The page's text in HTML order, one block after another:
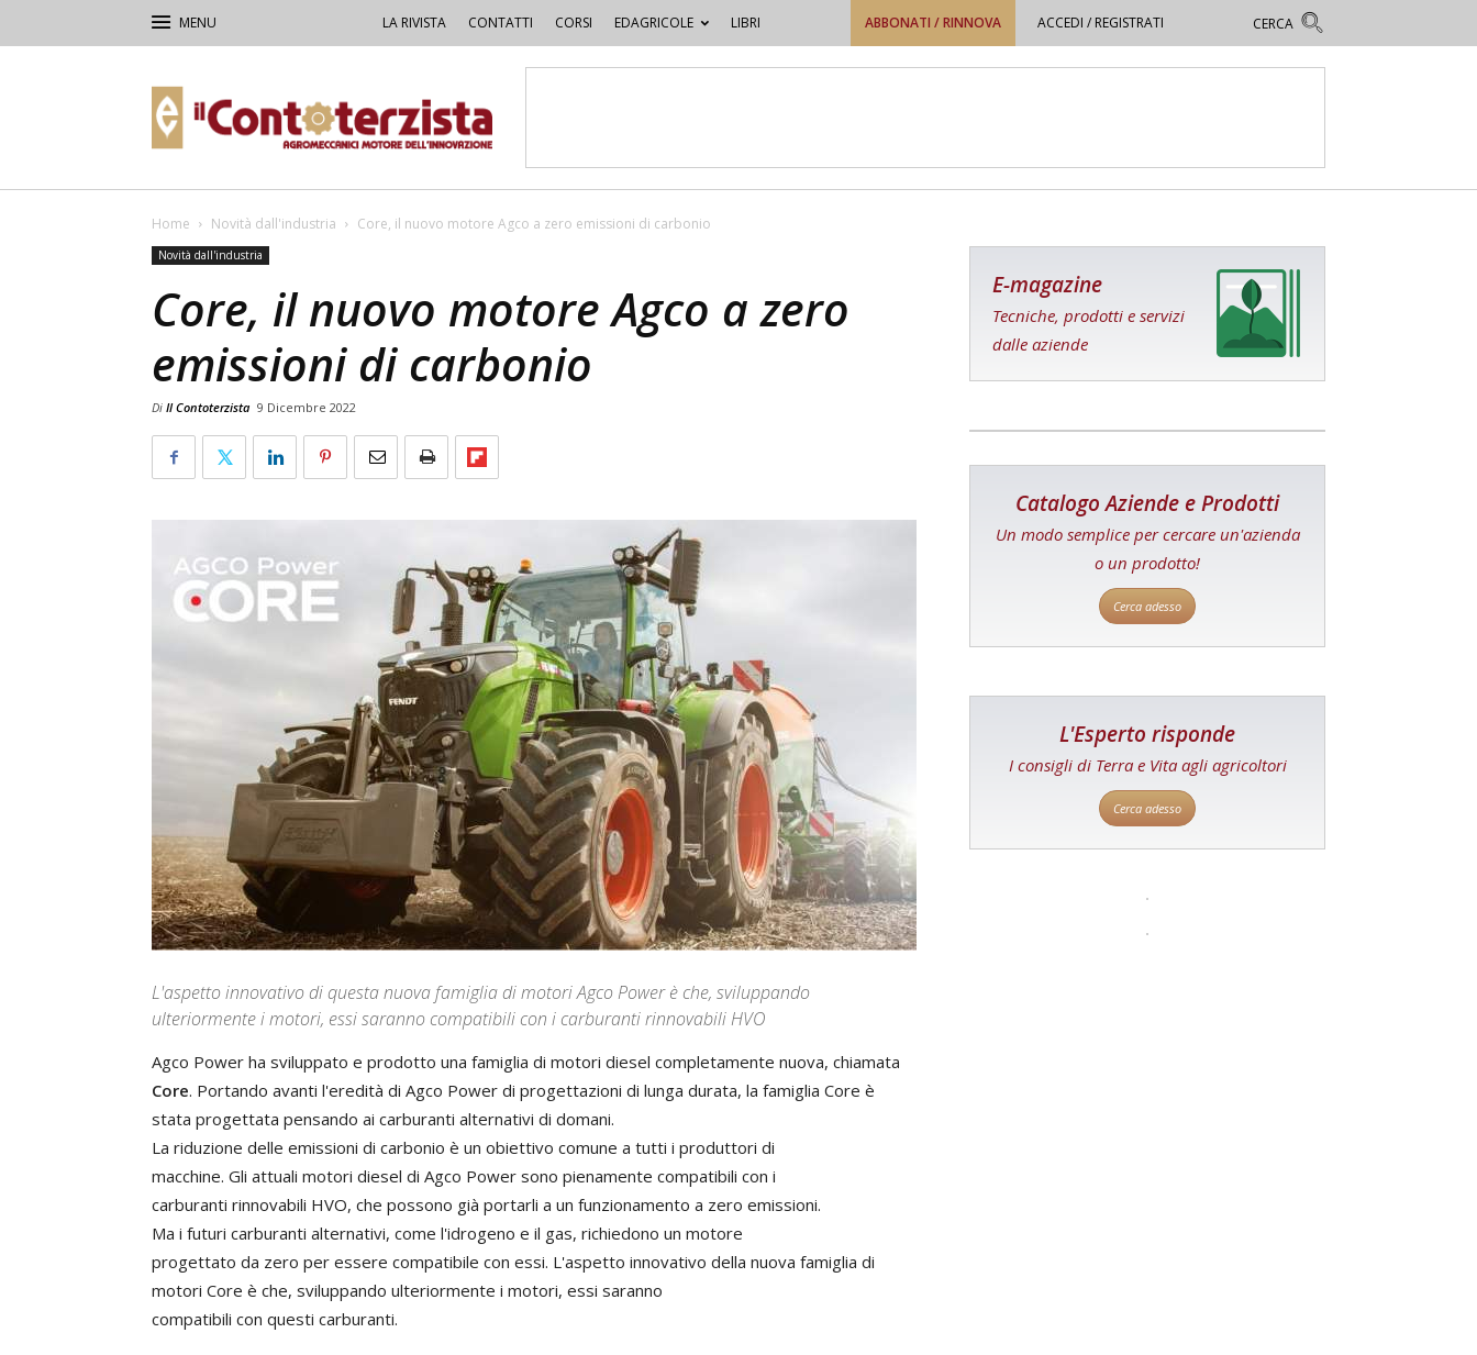
LA RIVISTA CONTATTI CORSI EDAGRICOLE LIBRI ABBONATI / RINNOVA ACCEDI / REGISTRATI
Contoterzista
Home Novità dall'industria Core, il nuovo motore Agco a zero emissioni di carbonio
Novità dall'industria
Core, il nuovo motore Agco a zero
emissioni di carbonio
Di Il Contoterzista 9 Dicembre 2022
L'aspetto innovativo di questa nuova famiglia di motori Agco Power è che, sviluppando
ulteriormente i motori, essi saranno compatibili con i carburanti rinnovabili HVO
Agco Power ha sviluppato e prodotto una famiglia di motori diesel completamente nuova, chiamata
Core. Portando avanti l'eredità di Agco Power di progettazioni di lunga durata, la famiglia Core è
stata progettata pensando ai carburanti alternativi di domani.
La riduzione delle emissioni di carbonio è un obiettivo comune a tutti i produttori di
macchine. Gli attuali motori diesel di Agco Power sono pienamente compatibili con i
carburanti rinnovabili HVO, che possono già portarli a un funzionamento a zero emissioni.
Ma i futuri carburanti alternativi, come l'idrogeno e il gas, richiedono un motore
progettato da zero per essere compatibile con essi. L'aspetto innovativo della nuova famiglia di
motori Core è che, sviluppando ulteriormente i motori, essi saranno
compatibili con questi carburanti.
E-magazine
Tecniche, prodotti e servizi
dalle aziende
Catalogo Aziende e Prodotti
Un modo semplice per cercare un'azienda
o un prodotto!
Cerca adesso
L'Esperto risponde
I consigli di Terra e Vita agli agricoltori
Cerca adesso